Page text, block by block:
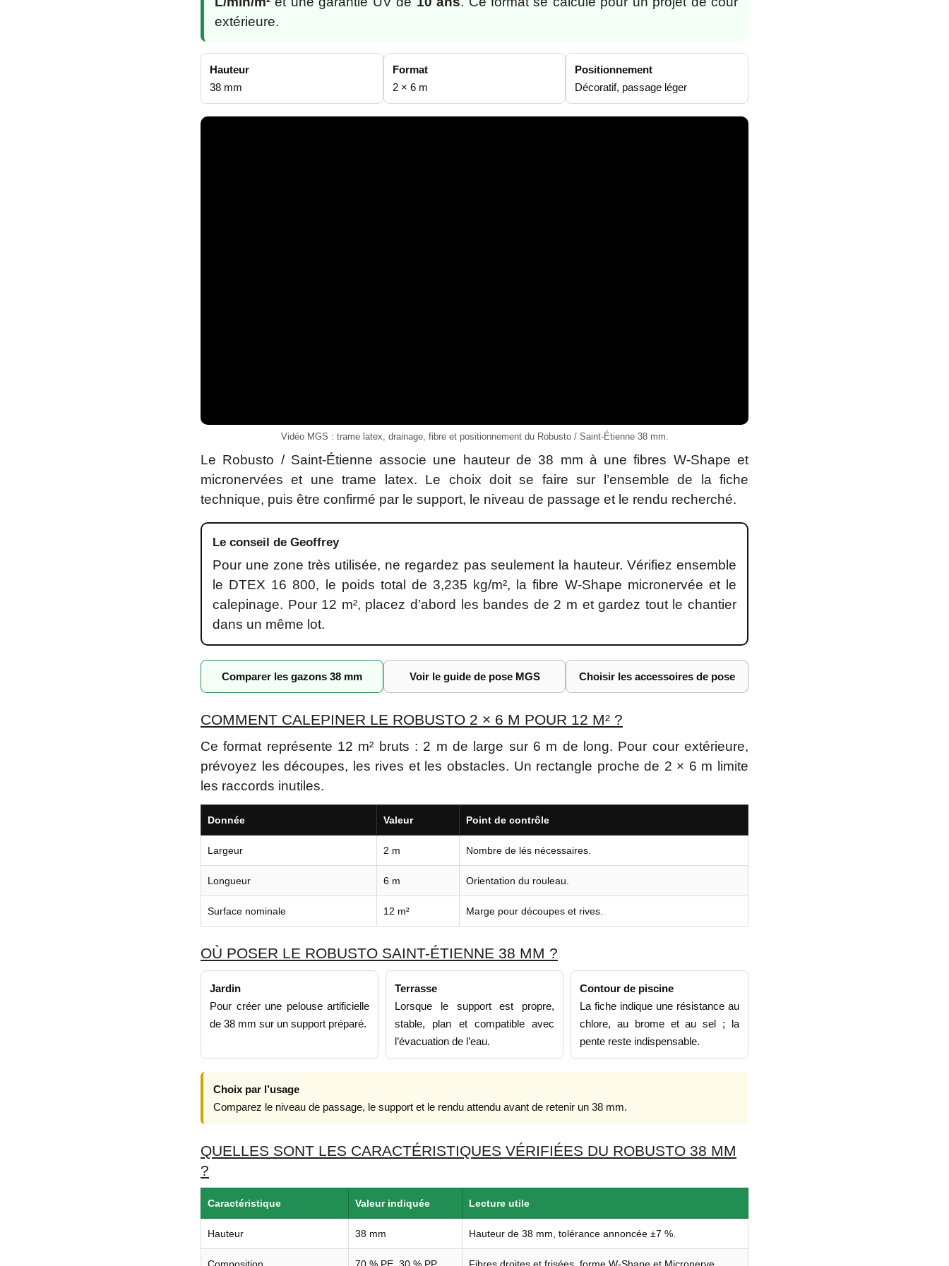
extérieure.
Hauteur
38 mm
Format
2 × 6 m
Positionnement
Décoratif, passage léger
Vidéo MGS : trame latex, drainage, fibre et positionnement du Robusto / Saint-Étienne 38 mm.
Le Robusto / Saint-Étienne associe une hauteur de 38 mm à une fibres W-Shape et
micronervées et une trame latex. Le choix doit se faire sur l’ensemble de la fiche
technique, puis être confirmé par le support, le niveau de passage et le rendu recherché.
Le conseil de Geoffrey
Pour une zone très utilisée, ne regardez pas seulement la hauteur. Vérifiez ensemble
le DTEX 16 800, le poids total de 3,235 kg/m², la fibre W-Shape micronervée et le
calepinage. Pour 12 m², placez d’abord les bandes de 2 m et gardez tout le chantier
dans un même lot.
Comparer les gazons 38 mm Voir le guide de pose MGS Choisir les accessoires de pose
COMMENT CALEPINER LE ROBUSTO 2 × 6 M POUR 12 M² ?
Ce format représente 12 m² bruts : 2 m de large sur 6 m de long. Pour cour extérieure,
prévoyez les découpes, les rives et les obstacles. Un rectangle proche de 2 × 6 m limite
les raccords inutiles.
Donnée Valeur Point de contrôle
Largeur 2 m Nombre de lés nécessaires.
Longueur 6 m Orientation du rouleau.
Surface nominale 12 m² Marge pour découpes et rives.
OÙ POSER LE ROBUSTO SAINT-ÉTIENNE 38 MM ?
Jardin
Pour créer une pelouse artificielle
de 38 mm sur un support préparé.
Terrasse
Lorsque le support est propre,
stable, plan et compatible avec
l’évacuation de l’eau.
Contour de piscine
La fiche indique une résistance au
chlore, au brome et au sel ; la
pente reste indispensable.
Choix par l’usage
Comparez le niveau de passage, le support et le rendu attendu avant de retenir un 38 mm.
QUELLES SONT LES CARACTÉRISTIQUES VÉRIFIÉES DU ROBUSTO 38 MM
?
Caractéristique Valeur indiquée Lecture utile
Hauteur 38 mm Hauteur de 38 mm, tolérance annoncée ±7 %.
Composition 70 % PE, 30 % PP Fibres droites et frisées, forme W-Shape et Micronerve.